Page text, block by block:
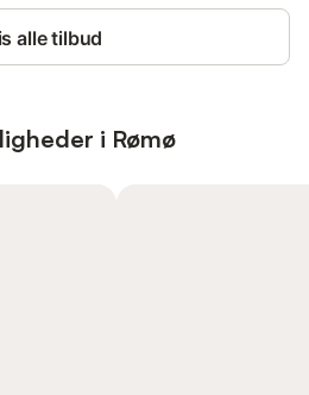
alle tilbud
i Rømø